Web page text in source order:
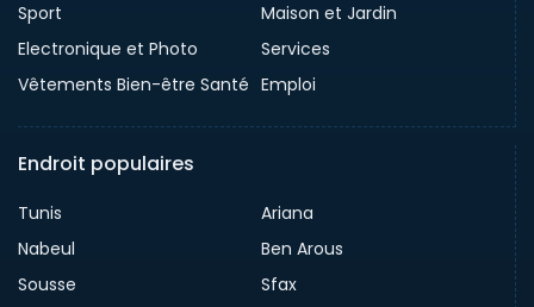
Sport
Maison et Jardin
Electronique et Photo
Services
Vêtements Bien-être Santé Emploi
Endroit populaires
Tunis
Ariana
Nabeul
Ben Arous
Sousse
Sfax